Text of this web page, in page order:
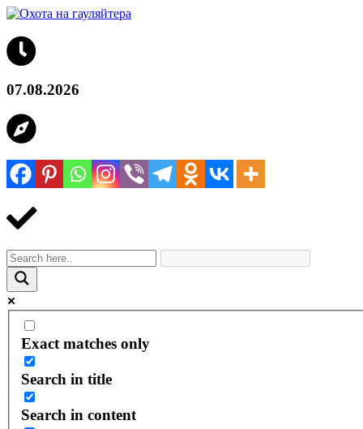
07.08.2026
Exact matches only
Search in title
Search in content